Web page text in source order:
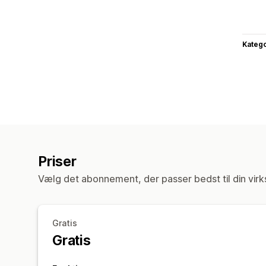
Priser
Vælg det abonnement, der passer bedst til din
Gratis
Gratis